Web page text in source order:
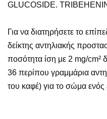
GLUCOSIDE.
Για να διατηρήσετε το
δείκτης αντηλιακής
ποσότητα ίση με 2 mg/cm²
36 περίπου γραμμάρια
του καφέ) για το σώμα ενός